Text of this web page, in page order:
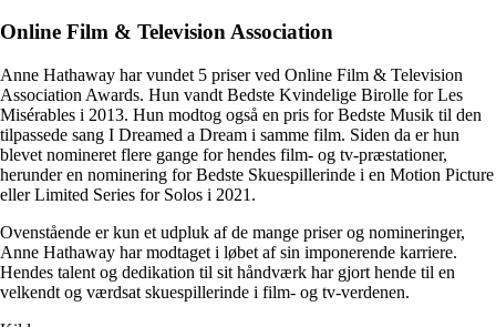
Online Film & Television Association
Anne Hathaway har vundet 5 priser ved Online Film & Television
Association Awards. Hun vandt Bedste Kvindelige Birolle for Les
Misérables i 2013. Hun modtog også en pris for Bedste Musik til den
tilpassede sang I Dreamed a Dream i samme film. Siden da er hun
blevet nomineret flere gange for hendes film- og tv-præstationer,
herunder en nominering for Bedste Skuespillerinde i en Motion Picture
eller Limited Series for Solos i 2021.
Ovenstående er kun et udpluk af de mange priser og nomineringer,
Anne Hathaway har modtaget i løbet af sin imponerende karriere.
Hendes talent og dedikation til sit håndværk har gjort hende til en
velkendt og værdsat skuespillerinde i film- og tv-verdenen.